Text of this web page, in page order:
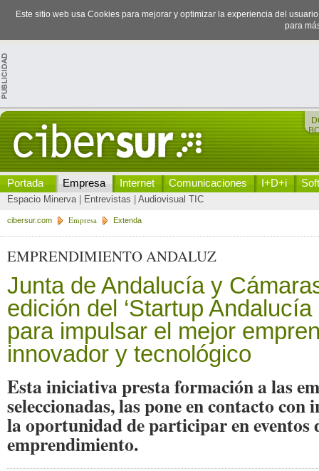
Este sitio web usa Cookies para mejorar y optimizar la experiencia del
para
Portada Empresa Internet Comunicaciones I+D+i
Espacio Minerva| Entrevistas Audiovisual TIC
cibersur.com Empresa Extenda
EMPRENDIMIENTO ANDALUZ
Junta de Andalucía y
edición del ‘Startup Andalucía
para impulsar el mejor
innovador y tecnológico
Esta iniciativa presta formación a las
seleccionadas, las pone en contacto con
la oportunidad de participar en eventos
emprendimiento.